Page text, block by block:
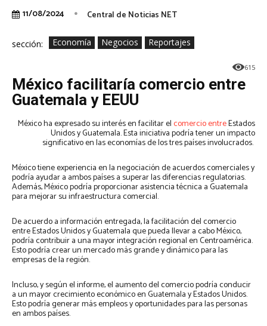
11/08/2024 Central de Noticias NET
sección: Economía Negocios Reportajes
615
México facilitaría comercio entre
Guatemala y EEUU
México ha expresado su interés en facilitar elcomercio entreEstados
Unidos y Guatemala. Esta iniciativa podría tener un impacto
significativo en las economías de los tres países involucrados.
México tiene experiencia en la negociación de acuerdos comerciales y
podría ayudar a ambos países a superar las diferencias regulatorias.
Además, México podría proporcionar asistencia técnica a Guatemala
para mejorar su infraestructura comercial.
De acuerdo a información entregada, la facilitación del comercio
entre Estados Unidos y Guatemala que pueda llevar a cabo México,
podría contribuir a una mayor integración regional en Centroamérica.
Esto podría crear un mercado más grande y dinámico para las
empresas de la región.
Incluso, y según el informe, el aumento del comercio podría conducir
a un mayor crecimiento económico en Guatemala y Estados Unidos.
Esto podría generar más empleos y oportunidades para las personas
en ambos países.